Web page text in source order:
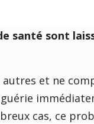
santé sont
et ne
cas, ce